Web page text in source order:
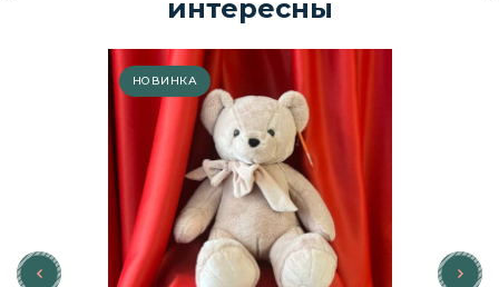
интересны
НОВИНКА